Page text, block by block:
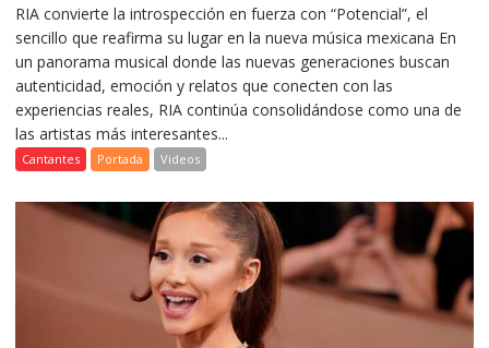
RIA convierte la introspección en fuerza con “Potencial”, el
sencillo que reafirma su lugar en la nueva música mexicana En
un panorama musical donde las nuevas generaciones buscan
autenticidad, emoción y relatos que conecten con las
experiencias reales, RIA continúa consolidándose como una de
las artistas más interesantes...
Cantantes Portada Videos